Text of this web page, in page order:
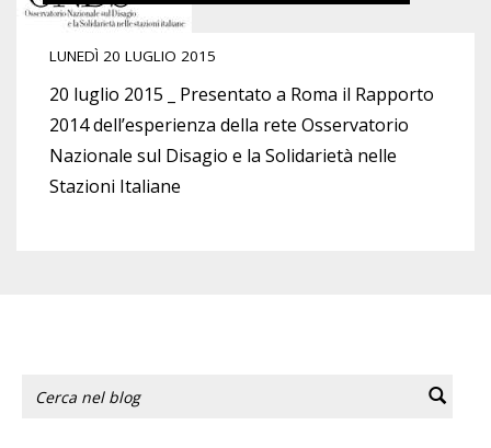
LUNEDÌ 20 LUGLIO 2015
20 luglio 2015 _ Presentato a Roma il Rapporto
2014 dell’esperienza della rete Osservatorio
Nazionale sul Disagio e la Solidarietà nelle
Stazioni Italiane